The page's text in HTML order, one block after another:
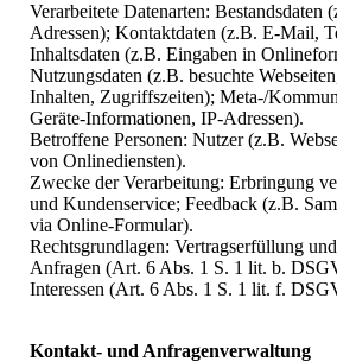
Verarbeitete Datenarten: Bestandsdaten
Adressen); Kontaktdaten (z.B. E-Mail,
Inhaltsdaten (z.B. Eingaben in
Nutzungsdaten (z.B. besuchte
Inhalten, Zugriffszeiten); Meta-/
Geräte-Informationen, IP-Adressen).
Betroffene Personen: Nutzer (z.B.
von Onlinediensten).
Zwecke der Verarbeitung: Erbringung
und Kundenservice; Feedback (z.B.
via Online-Formular).
Rechtsgrundlagen: Vertragserfüllung
Anfragen (Art. 6 Abs. 1 S. 1 lit. b.
Interessen (Art. 6 Abs. 1 S. 1 lit. f.
Kontakt- und Anfragenverwaltung